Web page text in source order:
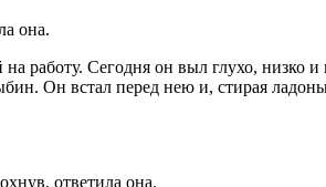
она.
работу. Сегодня он выл глухо, низко и
Он встал перед нею и, стирая
ответила она.